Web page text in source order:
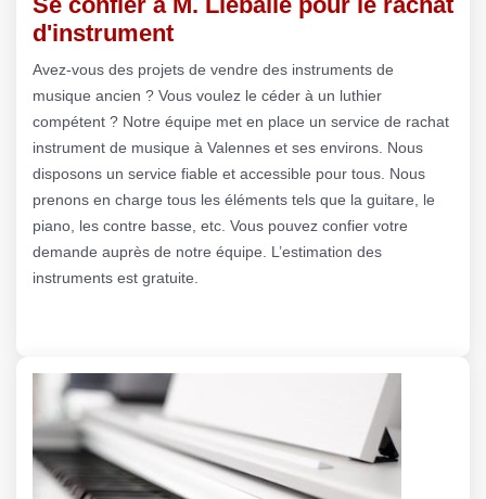
d'instrument
Avez-vous des projets de vendre des instruments de
musique ancien ? Vous voulez le céder à un luthier
compétent ? Notre équipe met en place un service de rachat
instrument de musique à Valennes et ses environs. Nous
disposons un service fiable et accessible pour tous. Nous
prenons en charge tous les éléments tels que la guitare, le
piano, les contre basse, etc. Vous pouvez confier votre
demande auprès de notre équipe. L’estimation des
instruments est gratuite.